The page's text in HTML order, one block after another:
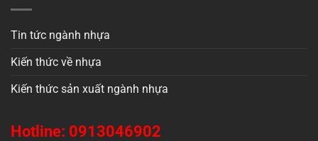
Tin tức ngành nhựa
Kiến thức về nhựa
Kiến thức sản xuất ngành nhựa
Hotline: 0913046902